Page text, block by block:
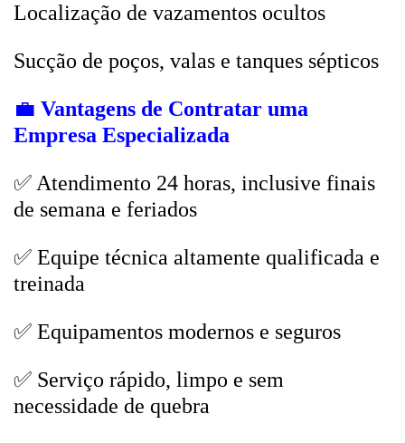
Localização de vazamentos ocultos
Sucção de poços, valas e tanques sépticos
💼 Vantagens de Contratar uma
Empresa Especializada
✅ Atendimento 24 horas, inclusive finais
de semana e feriados
✅ Equipe técnica altamente qualificada e
treinada
✅ Equipamentos modernos e seguros
✅ Serviço rápido, limpo e sem
necessidade de quebra